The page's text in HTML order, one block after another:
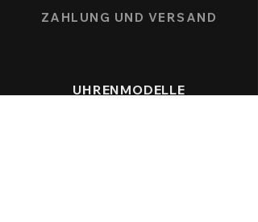
ZAHLUNG UND VERSAND
UHRENMODELLE